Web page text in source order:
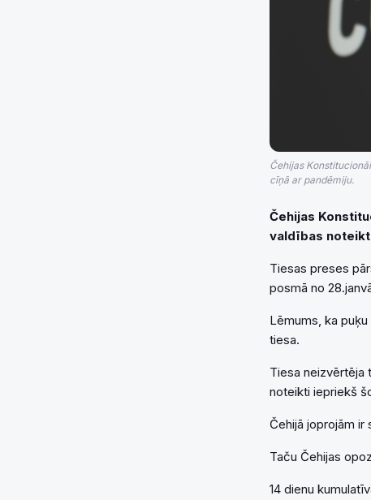
Čehijas
cīņā ar pandēmiju.
Čehijas
valdības
Tiesas preses
posmā no
Lēmums, ka
tiesa.
Tiesa neizvērtēja
noteikti iepriekš
Čehijā joprojām
Taču Čehijas
14 dienu